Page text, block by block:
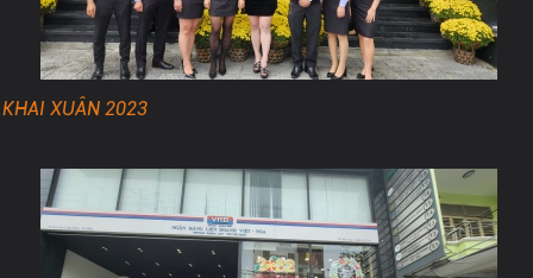
KHAI XUÂN 2023